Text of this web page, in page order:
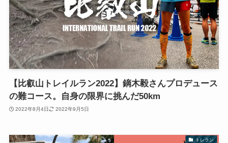
【比叡山トレイルラン2022】鏑木毅さんプロデュース
の難コース。自身の限界に挑んだ50km
2022年8月4日 2022年9月5日
トレラン